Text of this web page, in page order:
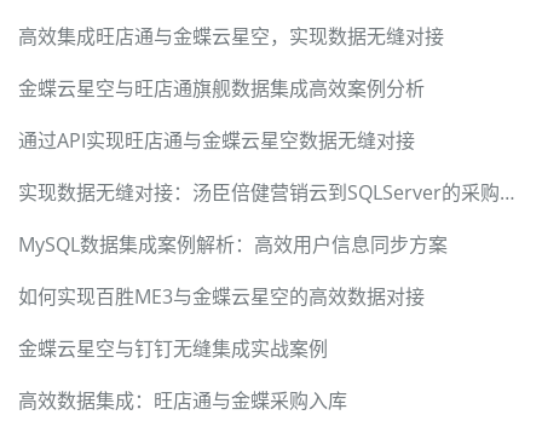
高效集成旺店通与金蝶云星空，实现数据无缝对接
金蝶云星空与旺店通旗舰数据集成高效案例分析
通过API实现旺店通与金蝶云星空数据无缝对接
实现数据无缝对接：汤臣倍健营销云到SQLServer的采购入库同步方案
MySQL数据集成案例解析：高效用户信息同步方案
如何实现百胜ME3与金蝶云星空的高效数据对接
金蝶云星空与钉钉无缝集成实战案例
高效数据集成：旺店通与金蝶采购入库